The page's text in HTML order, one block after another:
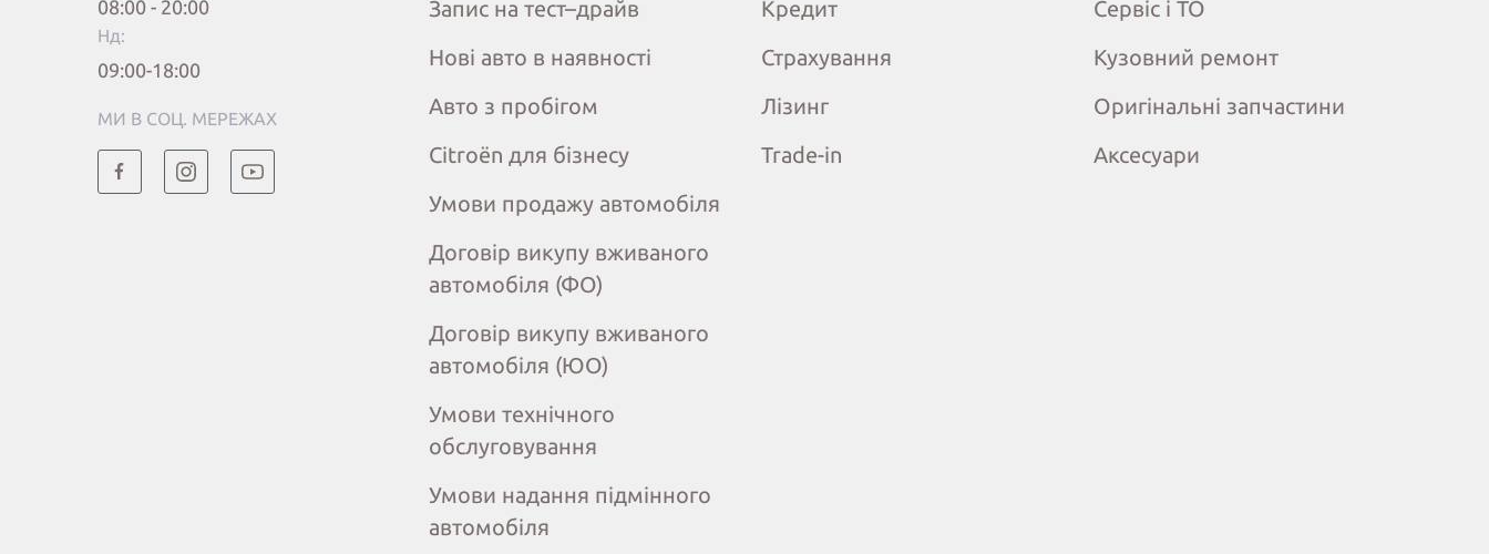
08:00 - 20:00
Нд:
09:00-18:00
МИ В СОЦ. МЕРЕЖАХ
Запис на тест–драйв
Нові авто в наявності
Авто з пробігом
Citroёn для бізнесу
Умови продажу автомобіля
Договір викупу вживаного
автомобіля (ФО)
Договір викупу вживаного
автомобіля (ЮО)
Умови технічного
обслуговування
Умови надання підмінного
автомобіля
Кредит
Страхування
Лізинг
Trade-in
Сервіс і ТО
Кузовний ремонт
Оригінальні запчастини
Аксесуари